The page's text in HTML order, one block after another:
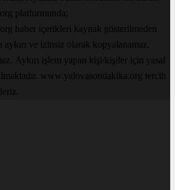
platformunda;
haber içerikleri kaynak gösterilmeden
aykırı ve izinsiz olarak kopyalanamaz,
Aykırı işlem yapan kişi/kişiler için yasal
www.yalovasondakika.org tercih